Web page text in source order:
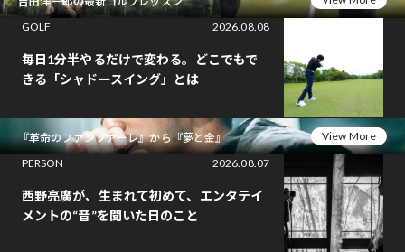
GOLF
2026.08.08
毎日1分半やるだけで変わる。どこでもで
きる「シャドースイング」とは
『革命のファンファーレ』から『夢と金』
View More
PERSON
2026.08.07
西野亮廣が、生まれて初めて、エンタテイ
メントの“音”を聞いた日のこと